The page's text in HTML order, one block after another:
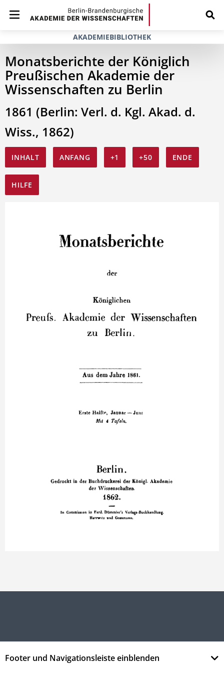
AKADEMIEBIBLIOTHEK
Monatsberichte der Königlich
Preußischen Akademie der
Wissenschaften zu Berlin
1861 (Berlin: Verl. d. Kgl. Akad. d.
Wiss., 1862)
INHALT ANFANG +1 +50 ENDE
HILFE
Footer und Navigationsleiste einblenden